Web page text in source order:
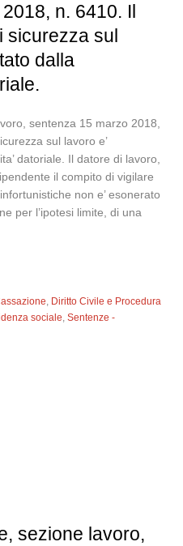
n. 6410. Il
sicurezza sul
dalla
sentenza 15 marzo 2018,
sul lavoro e’
datoriale. Il datore di lavoro,
il compito di vigilare
non e’ esonerato
per l’ipotesi limite, di una
, Diritto Civile e Procedura
sociale,Sentenze -
sezione lavoro,